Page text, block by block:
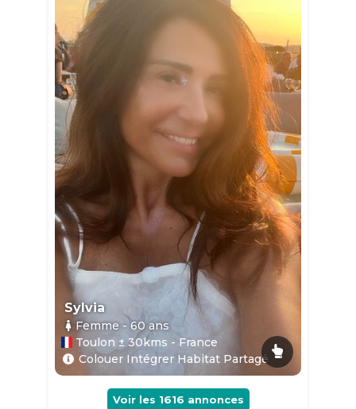
Sylvia
Femme - 60ans
Toulon ± 30kms - France
Colouer Intégrer Habitat Partagé
Voir les 1616 annonces